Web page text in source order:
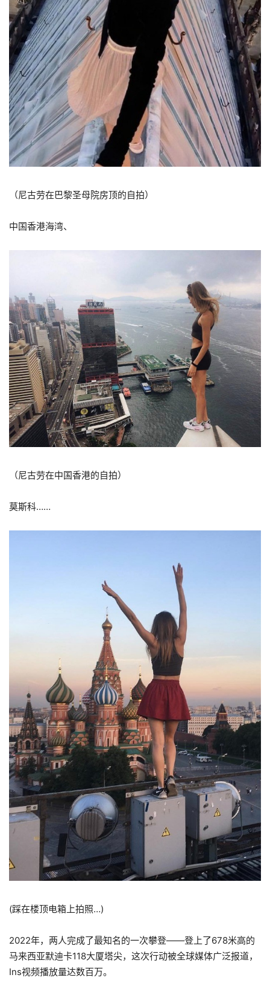
（尼古劳在巴黎圣母院房顶的自拍）
中国香港海湾、
（尼古劳在中国香港的自拍）
莫斯科……
(踩在楼顶电箱上拍照…)
2022年，两人完成了最知名的一次攀登——登上了678米高的
马来西亚默迪卡118大厦塔尖，这次行动被全球媒体广泛报道，
Ins视频播放量达数百万。